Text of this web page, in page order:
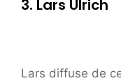
3. Lars Ulrich
Lars diffuse de